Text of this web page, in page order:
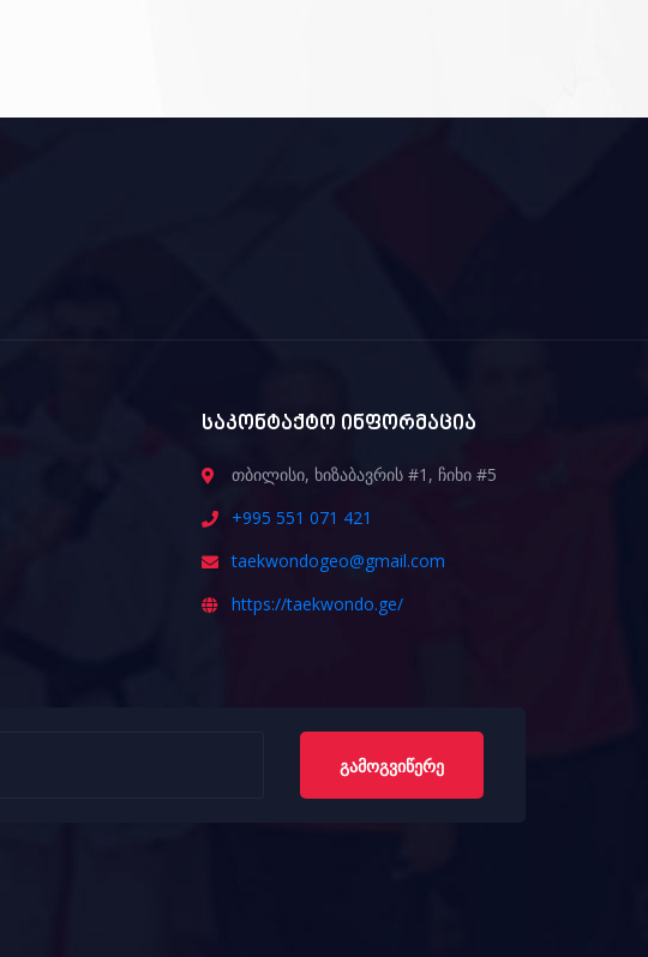
საკონტაქტო ინფორმაცია
თბილისი, ხიზაბავრის #1, ჩიხი #5
+995 551 071 421
taekwondogeo@gmail.com
https://taekwondo.ge/
ᲒᲐᲛᲝᲒᲕᲘᲬᲔᲠᲔ